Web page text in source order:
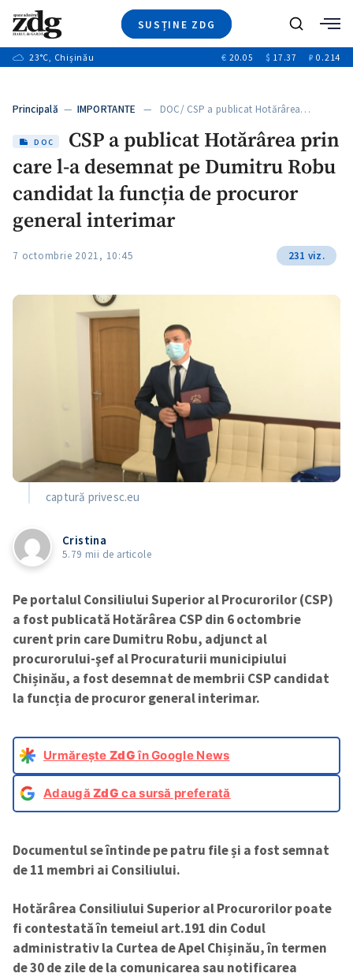
SUSȚINE ZDG
Ştiri
+6
Video
Special
+1
Blog
+2
Caută
23°C, Chișinău € 20.05 $ 17.37 ₽ 0.214
Principală — IMPORTANTE — DOC/ CSP a publicat Hotărârea…
DOC
CSP a publicat Hotărârea prin
care l-a desemnat pe Dumitru Robu
candidat la funcția de procuror
general interimar
7 octombrie 2021, 10:45 231 viz.
captură privesc.eu
Cristina
5.79 mii de articole
Pe portalul Consiliului Superior al Procurorilor (CSP)
a fost publicată Hotărârea CSP din 6 octombrie
curent prin care Dumitru Robu, adjunct al
procurorului-şef al Procuraturii municipiului
Chișinău, a fost desemnat de membrii CSP candidat
la funcția de procuror general interimar.
Urmărește ZdGîn Google News
AdaugăZdG ca sursă preferată
Documentul se întinde pe patru file și a fost semnat
de 11 membri ai Consiliului.
Hotărârea Consiliului Superior al Procurorilor poate
fi contestată în temeiul art.191 din Codul
administrativ la Curtea de Apel Chișinău, în termen
de 30 de zile de la comunicarea sau notificarea